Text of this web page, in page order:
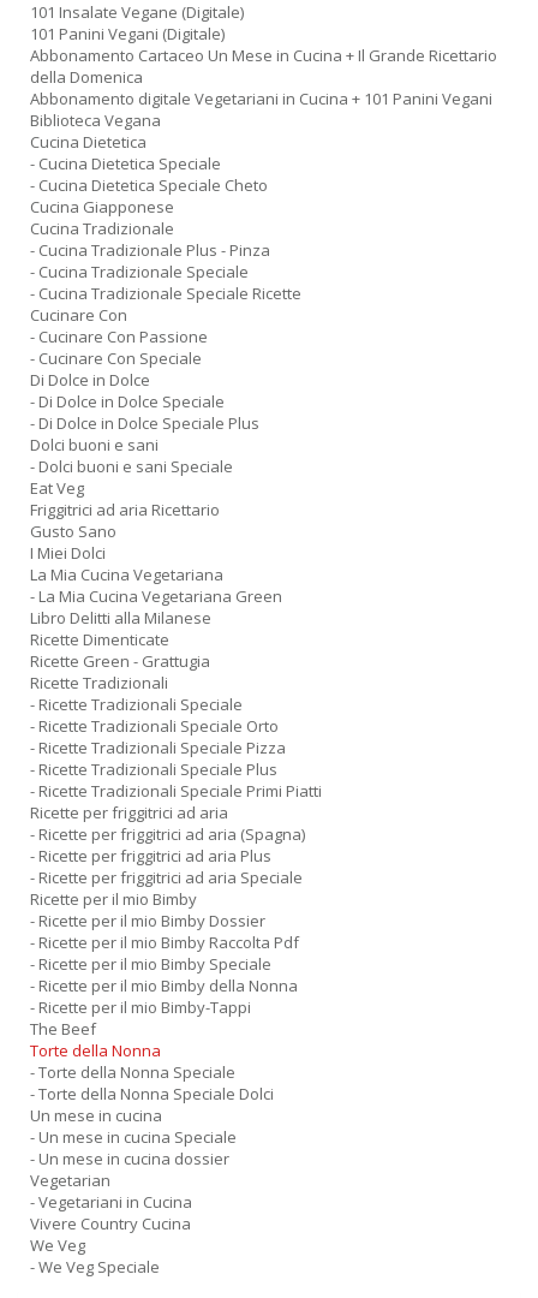
101 Insalate Vegane (Digitale)
101 Panini Vegani (Digitale)
Abbonamento Cartaceo Un Mese in Cucina + Il Grande Ricettario
della Domenica
Abbonamento digitale Vegetariani in Cucina + 101 Panini Vegani
Biblioteca Vegana
Cucina Dietetica
- Cucina Dietetica Speciale
- Cucina Dietetica Speciale Cheto
Cucina Giapponese
Cucina Tradizionale
- Cucina Tradizionale Plus - Pinza
- Cucina Tradizionale Speciale
- Cucina Tradizionale Speciale Ricette
Cucinare Con
- Cucinare Con Passione
- Cucinare Con Speciale
Di Dolce in Dolce
- Di Dolce in Dolce Speciale
- Di Dolce in Dolce Speciale Plus
Dolci buoni e sani
- Dolci buoni e sani Speciale
Eat Veg
Friggitrici ad aria Ricettario
Gusto Sano
I Miei Dolci
La Mia Cucina Vegetariana
- La Mia Cucina Vegetariana Green
Libro Delitti alla Milanese
Ricette Dimenticate
Ricette Green - Grattugia
Ricette Tradizionali
- Ricette Tradizionali Speciale
- Ricette Tradizionali Speciale Orto
- Ricette Tradizionali Speciale Pizza
- Ricette Tradizionali Speciale Plus
- Ricette Tradizionali Speciale Primi Piatti
Ricette per friggitrici ad aria
- Ricette per friggitrici ad aria (Spagna)
- Ricette per friggitrici ad aria Plus
- Ricette per friggitrici ad aria Speciale
Ricette per il mio Bimby
- Ricette per il mio Bimby Dossier
- Ricette per il mio Bimby Raccolta Pdf
- Ricette per il mio Bimby Speciale
- Ricette per il mio Bimby della Nonna
- Ricette per il mio Bimby-Tappi
The Beef
Torte della Nonna
- Torte della Nonna Speciale
- Torte della Nonna Speciale Dolci
Un mese in cucina
- Un mese in cucina Speciale
- Un mese in cucina dossier
Vegetarian
- Vegetariani in Cucina
Vivere Country Cucina
We Veg
- We Veg Speciale